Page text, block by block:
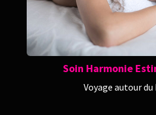
Soin Harmonie
Voyage autour du